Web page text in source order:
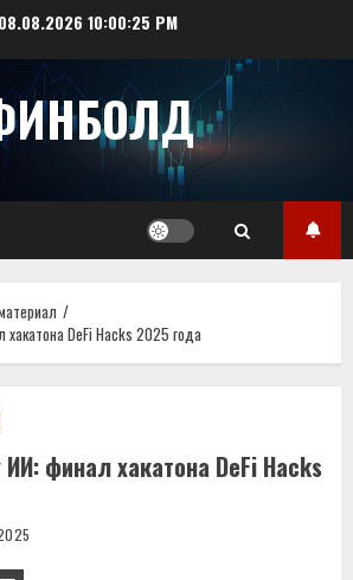
08.08.2026 10:00:26 PM
DeFi Hacks 2025 года
финал хакатона DeFi Hacks